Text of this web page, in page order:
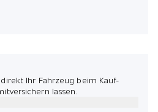
Ihr Fahrzeug beim Kauf-
lassen.